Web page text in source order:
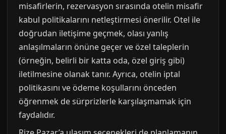
misafirlerin, rezervasyon sırasında otelin misafir
kabul politikalarını netleştirmesi önerilir. Otel ile
doğrudan iletişime geçmek, olası yanlış
anlaşılmaların önüne geçer ve özel taleplerin
(örneğin, belirli bir katta oda, özel giriş gibi)
iletilmesine olanak tanır. Ayrıca, otelin iptal
politikasını ve ödeme koşullarını önceden
öğrenmek de sürprizlerle karşılaşmamak için
faydalıdır.